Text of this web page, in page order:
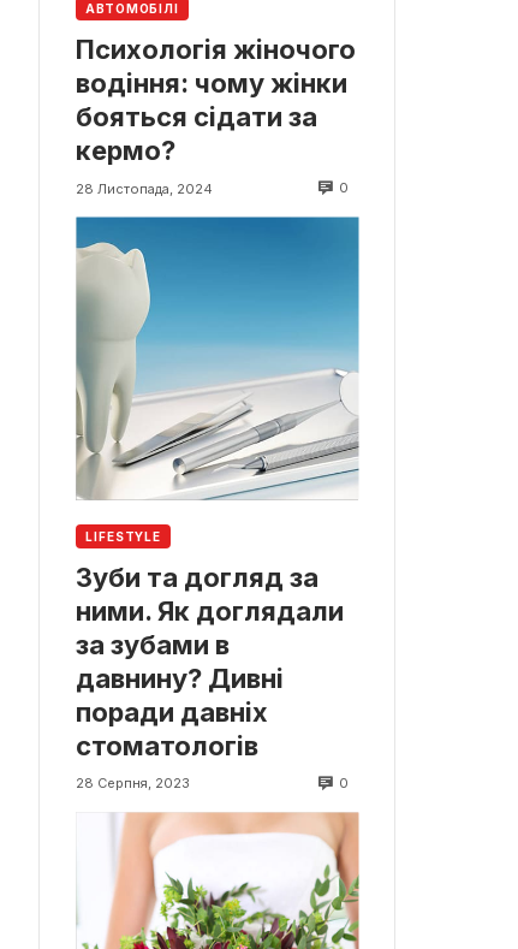
АВТОМОБІЛІ
Психологія жіночого
водіння: чому жінки
бояться сідати за
кермо?
28 Листопада, 2024 0
LIFESTYLE
Зуби та догляд за
ними. Як доглядали
за зубами в
давнину? Дивні
поради давніх
стоматологів
28 Серпня, 2023 0